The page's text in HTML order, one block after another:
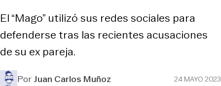
El “Mago” utilizó sus redes sociales para
defenderse tras las recientes acusaciones
de su ex pareja.
PorJuan Carlos Muñoz 24 MAYO 2023